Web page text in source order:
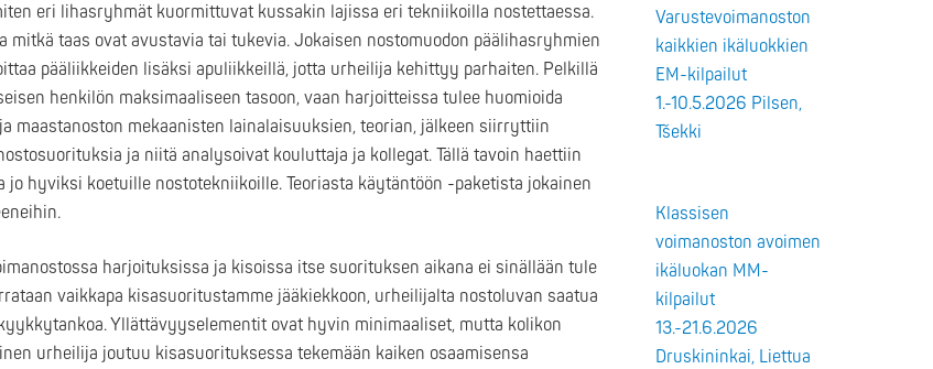
eri lihasryhmät kuormittuvat kussakin lajissa eri tekniikoilla nostettaessa.
taas ovat avustavia tai tukevia. Jokaisen nostomuodon päälihasryhmien
pääliikkeiden lisäksi apuliikkeillä, jotta urheilija kehittyy parhaiten. Pelkillä
henkilön maksimaaliseen tasoon, vaan harjoitteissa tulee huomioida
maastanoston mekaanisten lainalaisuuksien, teorian, jälkeen siirryttiin
ja niitä analysoivat kouluttaja ja kollegat. Tällä tavoin haettiin
hyviksi koetuille nostotekniikoille. Teoriasta käytäntöön -paketista jokainen
harjoituksissa ja kisoissa itse suorituksen aikana ei sinällään tule
vaikkapa kisasuoritustamme jääkiekkoon, urheilijalta nostoluvan saatua
Yllättävyyselementit ovat hyvin minimaaliset, mutta kolikon
urheilija joutuu kisasuorituksessa tekemään kaiken osaamisensa
Varustevoimanoston
kaikkien ikäluokkien
EM-kilpailut
1.-10.5.2026 Pilsen,
Tšekki
Klassisen
voimanoston avoimen
ikäluokan MM-
kilpailut
13.-21.6.2026
Druskininkai, Liettua